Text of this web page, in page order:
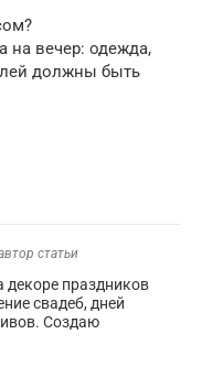
на вечер: одежда,
должны быть
статьи
декоре праздников
свадеб, дней
Создаю